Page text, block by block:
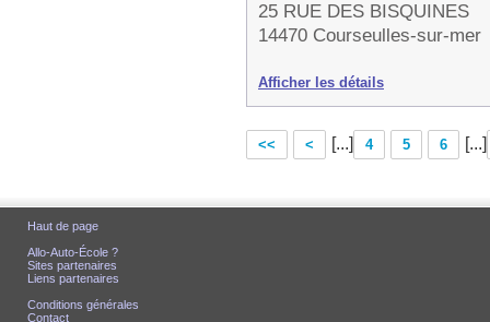
25 RUE DES BISQUINES
14470 Courseulles-sur-mer
Afficher les détails
<< < [...] 4 5 6 [...]
Haut de page
Allo-Auto-École ?
Sites partenaires
Liens partenaires
Conditions générales
Contact